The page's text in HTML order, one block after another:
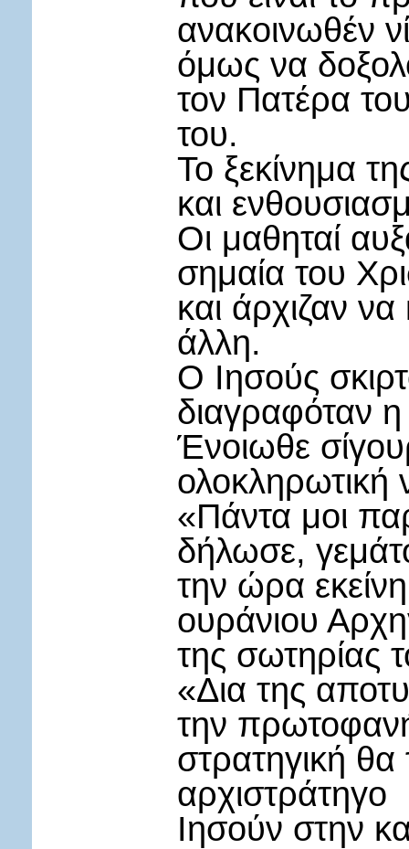
ανακοινωθέν
όμως να
τον Πατέρα
του.
Το ξεκίνημα
και
Οι μαθηταί
σημαία του
και άρχιζαν να
άλλη.
Ο Ιησούς
διαγραφόταν
Ένοιωθε
ολοκληρωτική
«Πάντα μοι
δήλωσε,
την ώρα
ουράνιου
της σωτηρίας
«Δια της
την
στρατηγική
αρχιστράτηγο
Ιησούν στην